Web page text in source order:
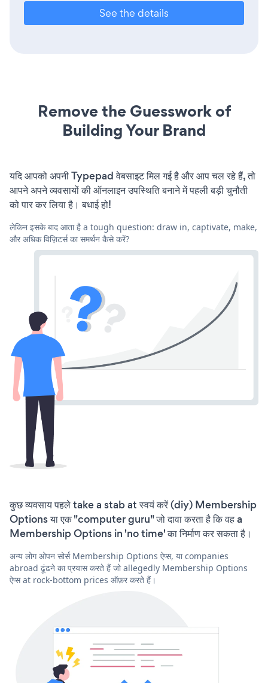
See the details
Remove the Guesswork of
Building Your Brand
यदि आपको अपनी Typepad वेबसाइट मिल गई है और आप चल रहे हैं, तो
आपने अपने व्यवसायों की ऑनलाइन उपस्थिति बनाने में पहली बड़ी चुनौती
को पार कर लिया है। बधाई हो!
लेकिन इसके बाद आता है a tough question: draw in, captivate, make,
और अधिक विज़िटर्स का समर्थन कैसे करें?
कुछ व्यवसाय पहले take a stab at स्वयं करें (diy) Membership
Options या एक "computer guru" जो दावा करता है कि वह a
Membership Options in 'no time' का निर्माण कर सकता है।
अन्य लोग ओपन सोर्स Membership Options ऐप्स, या companies
abroad ढूंढने का प्रयास करते हैं जो allegedly Membership Options
ऐप्स at rock-bottom prices ऑफ़र करते हैं।